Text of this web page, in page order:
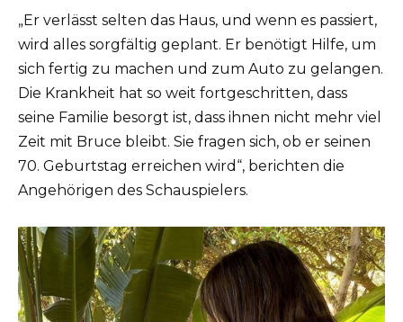
„Er verlässt selten das Haus, und wenn es passiert,
wird alles sorgfältig geplant. Er benötigt Hilfe, um
sich fertig zu machen und zum Auto zu gelangen.
Die Krankheit hat so weit fortgeschritten, dass
seine Familie besorgt ist, dass ihnen nicht mehr viel
Zeit mit Bruce bleibt. Sie fragen sich, ob er seinen
70. Geburtstag erreichen wird“, berichten die
Angehörigen des Schauspielers.